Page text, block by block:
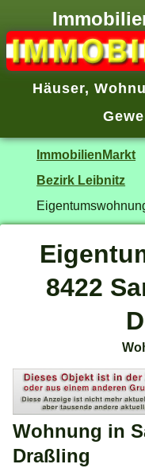
Häuser,
ImmobilienMarkt
Bezirk Leibnitz
8422
Wohnung in
Draßling